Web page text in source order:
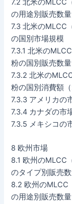
7.2 北米のMLCC
の用途別販売数
7.3 北米のMLCC
の国別市場規模
7.3.1 北米の
粉の国別販売数
7.3.2 北米の
粉の国別消費額
7.3.3 アメリカの
7.3.4 カナダの市
7.3.5 メキシコの
8 欧州市場
8.1 欧州のMLCC
のタイプ別販売
8.2 欧州のMLCC
の用途別販売数